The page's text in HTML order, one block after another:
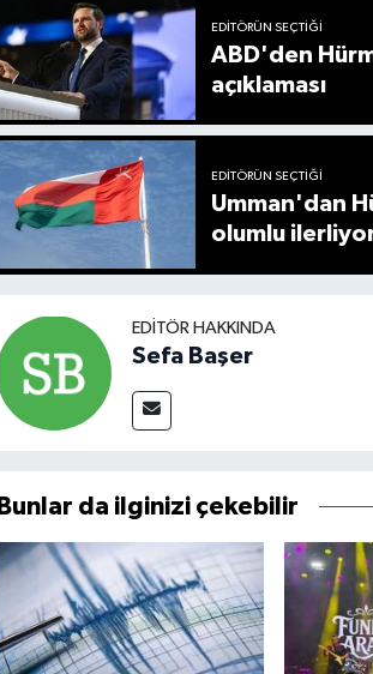
EDITÖRÜN SEÇTIĞI
ABD'den
açıklaması
EDITÖRÜN SEÇTIĞI
Umman'dan
olumlu
EDITÖR HAKKINDA
Sefa Başer
Bunlar da ilginizi çekebilir